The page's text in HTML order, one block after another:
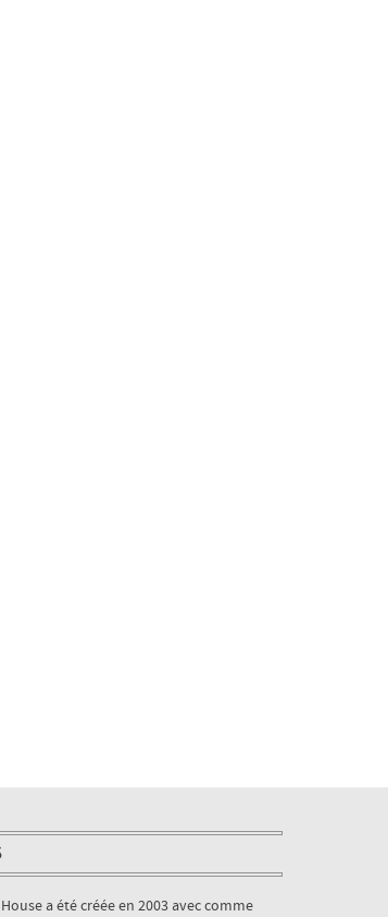
a été créée en 2003 avec comme